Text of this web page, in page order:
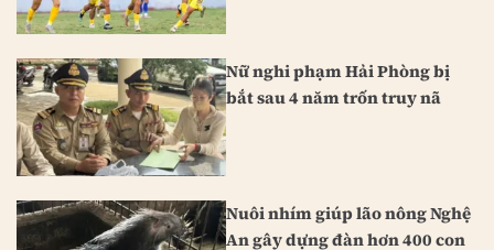
Nữ nghi phạm Hải Phòng bị
bắt sau 4 năm trốn truy nã
Nuôi nhím giúp lão nông Nghệ
An gây dựng đàn hơn 400 con